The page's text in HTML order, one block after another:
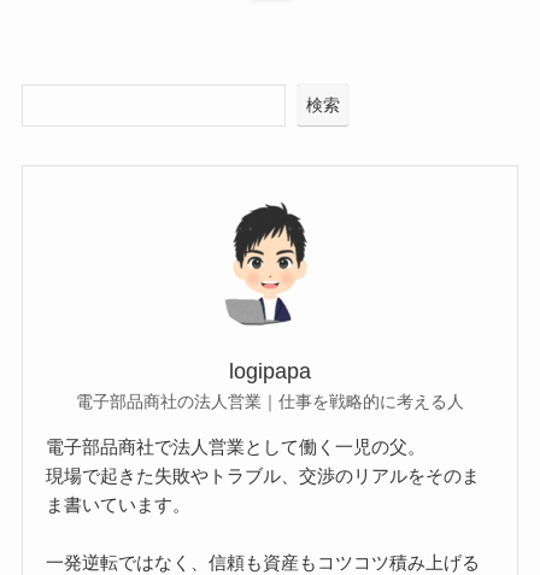
検索
logipapa
電子部品商社の法人営業｜仕事を戦略的に考える人
電子部品商社で法人営業として働く一児の父。
現場で起きた失敗やトラブル、交渉のリアルをそのま
ま書いています。
一発逆転ではなく、信頼も資産もコツコツ積み上げる